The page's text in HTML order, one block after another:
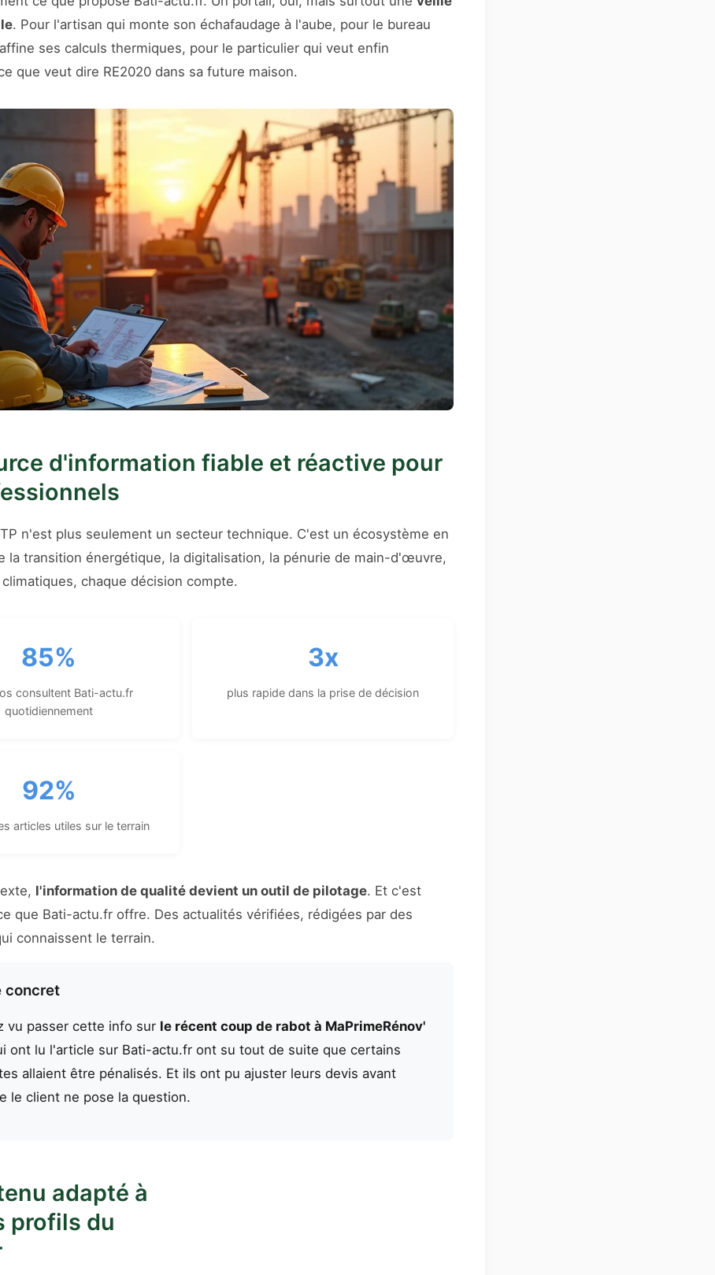
. Pour l'artisan qui monte son échafaudage à l'aube, pour le bureau
ses calculs thermiques, pour le particulier qui veut enfin
que veut dire RE2020 dans sa future maison.
d'information fiable et réactive pour
n'est plus seulement un secteur technique. C'est un écosystème en
la transition énergétique, la digitalisation, la pénurie de main-d'œuvre,
chaque décision compte.
85%
consultent Bati-actu.fr
quotidiennement
3x
plus rapide dans la prise de décision
92%
articles utiles sur le terrain
l'information de qualité devient un outil de pilotage. Et c'est
que Bati-actu.fr offre. Des actualités vérifiées, rédigées par des
connaissent le terrain.
concret
vu passer cette info sur le récent coup de rabot à MaPrimeRénov'
ont lu l'article sur Bati-actu.fr ont su tout de suite que certains
allaient être pénalisés. Et ils ont pu ajuster leurs devis avant
le client ne pose la question.
adapté à
profils du